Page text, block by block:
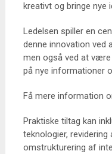
kreativt og bringe nye
Ledelsen spiller en
denne innovation ved
men også ved at
på nye informationer
Få mere information
Praktiske tiltag kan
teknologier,
omstrukturering af